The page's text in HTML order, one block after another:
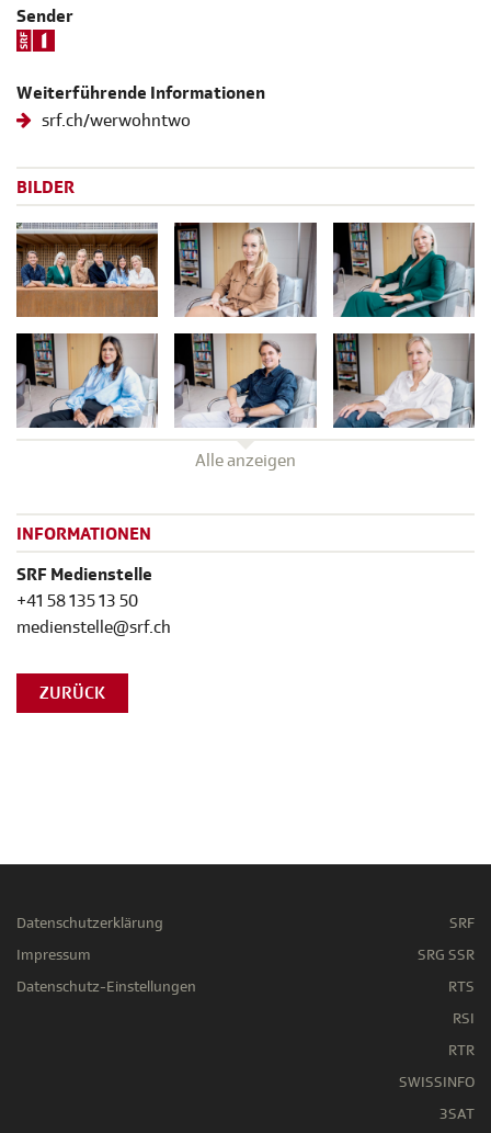
Sender
Weiterführende Informationen
srf.ch/werwohntwo
BILDER
Alle anzeigen
INFORMATIONEN
SRF Medienstelle
+41 58 135 13 50
medienstelle@srf.ch
ZURÜCK
Datenschutzerklärung
Impressum
Datenschutz-Einstellungen
SRF
SRG SSR
RTS
RSI
RTR
SWISSINFO
3SAT